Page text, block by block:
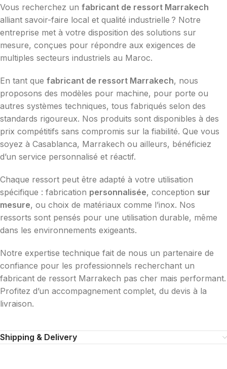
Vous recherchez un fabricant de ressort Marrakech
alliant savoir-faire local et qualité industrielle ? Notre
entreprise met à votre disposition des solutions sur
mesure, conçues pour répondre aux exigences de
multiples secteurs industriels au Maroc.
En tant que fabricant de ressort Marrakech, nous
proposons des modèles pour machine, pour porte ou
autres systèmes techniques, tous fabriqués selon des
standards rigoureux. Nos produits sont disponibles à des
prix compétitifs sans compromis sur la fiabilité. Que vous
soyez à Casablanca, Marrakech ou ailleurs, bénéficiez
d’un service personnalisé et réactif.
Chaque ressort peut être adapté à votre utilisation
spécifique : fabrication personnalisée, conception sur
mesure, ou choix de matériaux comme l’inox. Nos
ressorts sont pensés pour une utilisation durable, même
dans les environnements exigeants.
Notre expertise technique fait de nous un partenaire de
confiance pour les professionnels recherchant un
fabricant de ressort Marrakech pas cher mais performant.
Profitez d’un accompagnement complet, du devis à la
livraison.
Shipping & Delivery